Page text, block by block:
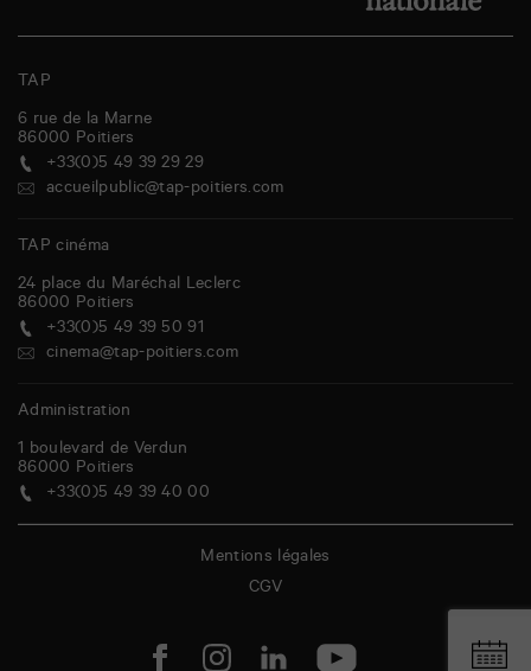
TAP
6 rue de la Marne
86000 Poitiers
+33(0)5 49 39 29 29
accueilpublic@tap-poitiers.com
TAP cinéma
24 place du Maréchal Leclerc
86000 Poitiers
+33(0)5 49 39 50 91
cinema@tap-poitiers.com
Administration
1 boulevard de Verdun
86000 Poitiers
+33(0)5 49 39 40 00
Mentions légales
CGV